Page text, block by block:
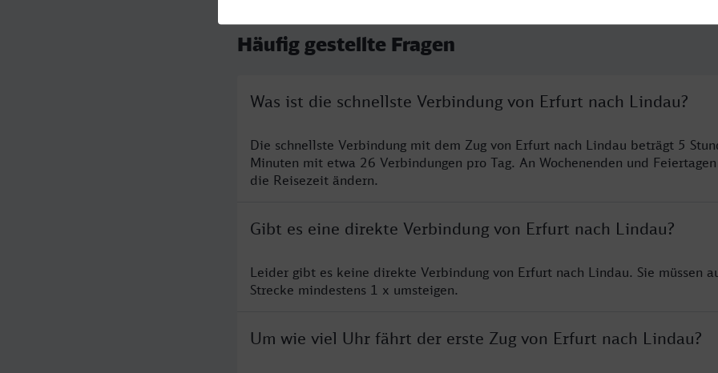
Häufig gestellte Fragen
Was ist die schnellste Verbindung von Erfurt nach Lindau?
Die schnellste Verbindung mit dem Zug von Erfurt nach Lindau beträgt 5
Minuten mit etwa 26 Verbindungen pro Tag. An Wochenenden und
die Reisezeit ändern.
Gibt es eine direkte Verbindung von Erfurt nach Lindau?
Leider gibt es keine direkte Verbindung von Erfurt nach Lindau. Sie müssen
Strecke mindestens 1 x umsteigen.
Um wie viel Uhr fährt der erste Zug von Erfurt nach Lindau?